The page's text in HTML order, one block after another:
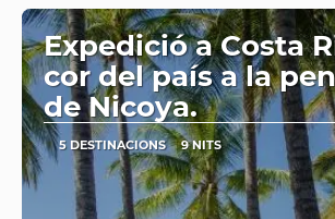
Expedició a Costa
cor del país a la
de Nicoya.
5 DESTINACIONS 9 NITS